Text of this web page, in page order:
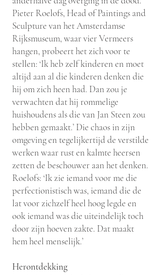
Pieter Roelofs, Head of Paintings and
Sculpture van het Amsterdamse
Rijksmuseum, waar vier Vermeers
hangen, probeert het zich voor te
stellen: ‘Ik heb zelf kinderen en moet
altijd aan al die kinderen denken die
hij om zich heen had. Dan zou je
verwachten dat hij rommelige
huishoudens als die van Jan Steen zou
hebben gemaakt.’ Die chaos in zijn
omgeving en tegelijkertijd de verstilde
werken waar rust en kalmte heersen
zetten de beschouwer aan het denken.
Roelofs: ‘Ik zie iemand voor me die
perfectionistisch was, iemand die de
lat voor zichzelf heel hoog legde en
ook iemand was die uiteindelijk toch
door zijn hoeven zakte. Dat maakt
hem heel menselijk.’
Herontdekking